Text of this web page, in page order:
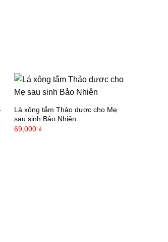
Lá xông tắm Thảo dược cho Mẹ
sau sinh Bảo Nhiên
69,000 ₫